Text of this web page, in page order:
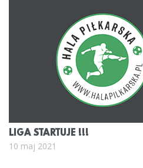
LIGA STARTUJE !!!
10 maj 2021